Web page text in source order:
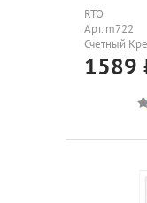
RTO
Арт. m722
Счетный
1589